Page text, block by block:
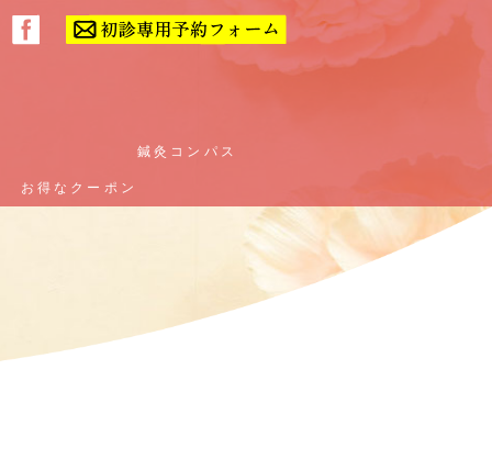
鍼灸コンパス
お得なクーポン
鍼灸コンパス
お得なクーポン